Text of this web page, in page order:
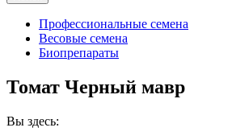
Профессиональные семена
Весовые семена
Биопрепараты
Томат Черный мавр
Вы здесь: